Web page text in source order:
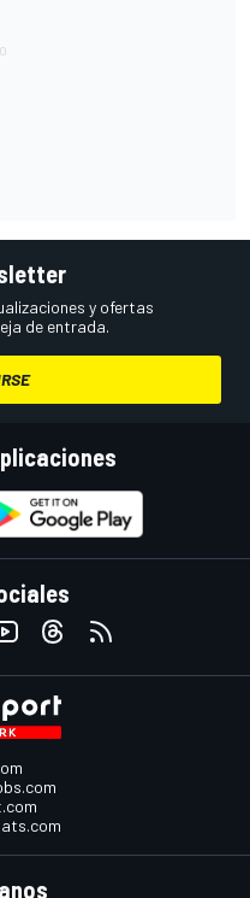
y ofertas
de entrada.